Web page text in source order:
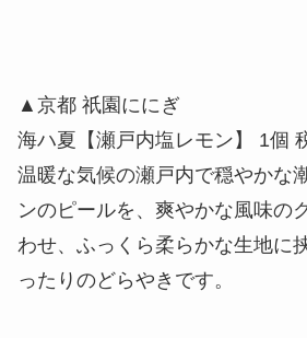
▲京都 祇園ににぎ
海ハ夏【瀬戸内塩レモン】 1個
温暖な気候の瀬戸内で穏やかな
ンのピールを、爽やかな風味の
わせ、ふっくら柔らかな生地に
ったりのどらやきです。